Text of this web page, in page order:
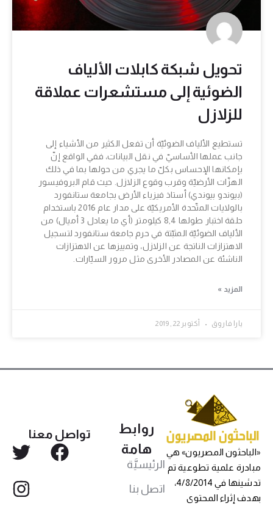
تحويل شبكة كابلات الألياف
الضوئية إلى مستشعرات عملاقة
للزلازل
تستطيع الألياف الضوئيّة أن تفعل الكثير من الأشياء إلى
جانب عملها الأساسيّ في نقل البيانات، ففي الواقع إنّ
بإمكانها الإحساس بكلّ ما يجري من حولها بما في ذلك
الهزّات الأرضيّة وقرب وقوع الزلازل. حيث قام البروفيسور
(بيوندو بيوندي) أستاذ فيزياء الأرض بجامعة ستانفورد
بالولايات المتّحدة الأمريكيّة على مدار عام 2016 باستخدام
حلقة اختبار طولها 8,4 كيلومتر (أي ما يعادل 3 أميال) من
الألياف الضوئيّة المثبّتة في حرم جامعة ستانفورد لتسجيل
الاهتزازات الناتجة عن الزلازل، وتمييزها عن الاهتزازات
الناشئة عن المصادر الأخرى مثل مرور السيّارات.
المزيد »
يارا فاروق أكتوبر 22, 2019
«الباحثون المصريون» هي
مبادرة علمية تطوعية تم
تدشينها في 4/8/2014،
بهدف إثراء المحتوى
روابط
هامة
الرئيسيَّة
اتصل بنا
تواصل معنا